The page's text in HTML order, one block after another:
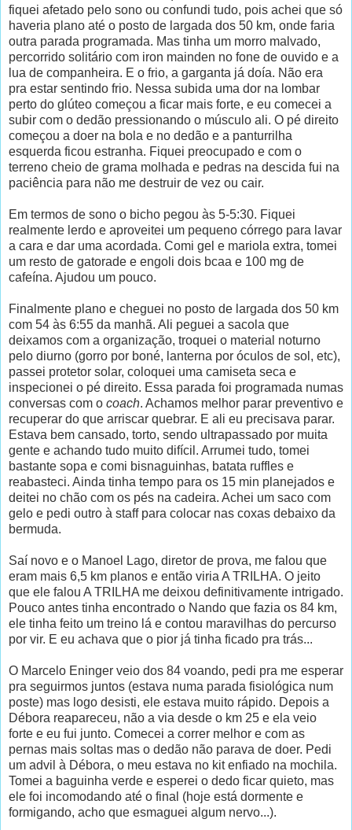
fiquei afetado pelo sono ou confundi tudo, pois achei que só
haveria plano até o posto de largada dos 50 km, onde faria
outra parada programada. Mas tinha um morro malvado,
percorrido solitário com iron mainden no fone de ouvido e a
lua de companheira. E o frio, a garganta já doía. Não era
pra estar sentindo frio. Nessa subida uma dor na lombar
perto do glúteo começou a ficar mais forte, e eu comecei a
subir com o dedão pressionando o músculo ali. O pé direito
começou a doer na bola e no dedão e a panturrilha
esquerda ficou estranha. Fiquei preocupado e com o
terreno cheio de grama molhada e pedras na descida fui na
paciência para não me destruir de vez ou cair.
Em termos de sono o bicho pegou às 5-5:30. Fiquei
realmente lerdo e aproveitei um pequeno córrego para lavar
a cara e dar uma acordada. Comi gel e mariola extra, tomei
um resto de gatorade e engoli dois bcaa e 100 mg de
cafeína. Ajudou um pouco.
Finalmente plano e cheguei no posto de largada dos 50 km
com 54 às 6:55 da manhã. Ali peguei a sacola que
deixamos com a organização, troquei o material noturno
pelo diurno (gorro por boné, lanterna por óculos de sol, etc),
passei protetor solar, coloquei uma camiseta seca e
inspecionei o pé direito. Essa parada foi programada numas
conversas com o coach. Achamos melhor parar preventivo e
recuperar do que arriscar quebrar. E ali eu precisava parar.
Estava bem cansado, torto, sendo ultrapassado por muita
gente e achando tudo muito difícil. Arrumei tudo, tomei
bastante sopa e comi bisnaguinhas, batata ruffles e
reabasteci. Ainda tinha tempo para os 15 min planejados e
deitei no chão com os pés na cadeira. Achei um saco com
gelo e pedi outro à staff para colocar nas coxas debaixo da
bermuda.
Saí novo e o Manoel Lago, diretor de prova, me falou que
eram mais 6,5 km planos e então viria A TRILHA. O jeito
que ele falou A TRILHA me deixou definitivamente intrigado.
Pouco antes tinha encontrado o Nando que fazia os 84 km,
ele tinha feito um treino lá e contou maravilhas do percurso
por vir. E eu achava que o pior já tinha ficado pra trás...
O Marcelo Eninger veio dos 84 voando, pedi pra me esperar
pra seguirmos juntos (estava numa parada fisiológica num
poste) mas logo desisti, ele estava muito rápido. Depois a
Débora reapareceu, não a via desde o km 25 e ela veio
forte e eu fui junto. Comecei a correr melhor e com as
pernas mais soltas mas o dedão não parava de doer. Pedi
um advil à Débora, o meu estava no kit enfiado na mochila.
Tomei a baguinha verde e esperei o dedo ficar quieto, mas
ele foi incomodando até o final (hoje está dormente e
formigando, acho que esmaguei algum nervo...).